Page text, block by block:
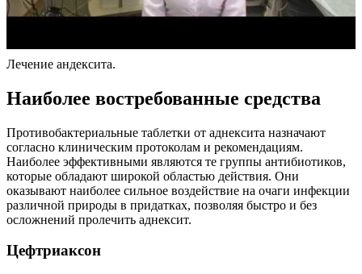
Лечение андексита.
Наиболее востребованные средства
Противобактериальные таблетки от аднексита назначают
согласно клиническим протоколам и рекомендациям.
Наиболее эффективными являются те группы антибиотиков,
которые обладают широкой областью действия. Они
оказывают наиболее сильное воздействие на очаги инфекции
различной природы в придатках, позволяя быстро и без
осложнений пролечить аднексит.
Цефтриаксон